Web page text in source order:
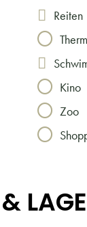
Reiten
Kino
Zoo
LAGE